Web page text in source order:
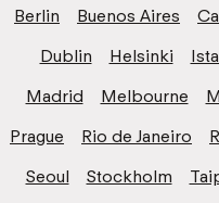
Berlin
Buenos Aires
Dublin
Helsinki
Madrid
Melbourne
Prague
Rio de Janeiro
Seoul
Stockholm